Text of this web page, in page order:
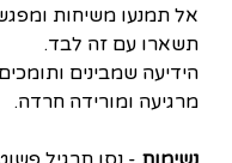
אל תמנעו משיחות
תשארו עם זה לבד.
הידיעה שמבינים
מרגיעה ומורידה חרדה.